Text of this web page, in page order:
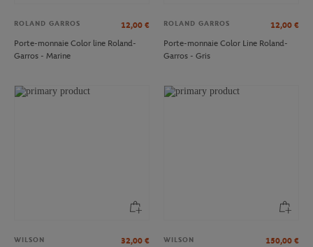
ROLAND GARROS 12,00 €
Porte-monnaie Color line Roland-
Garros - Marine
ROLAND GARROS 12,00 €
Porte-monnaie Color Line Roland-
Garros - Gris
WILSON 32,00 €
WILSON 150,00 €